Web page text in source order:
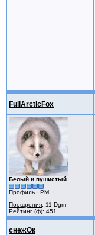
FullArcticFox
Белый и пушистый
Профиль · PM
Поощрения: 11 Dgm
Рейтинг (ф): 451
снежОк